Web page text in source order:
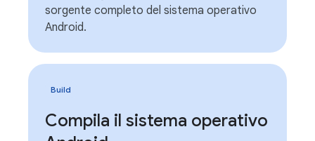
sorgente completo del sistema operativo
Android.
Build
Compila il sistema operativo